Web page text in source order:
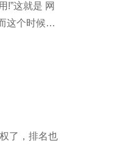
!”这就是 网
这个时候，
假如事情
了，排名也